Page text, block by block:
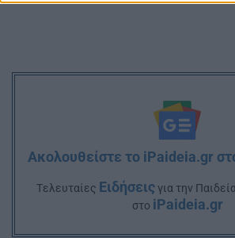
Ακολουθείστε το iPaideia.gr
Tελευταίες Ειδήσειςγια την
στο iPaideia.gr